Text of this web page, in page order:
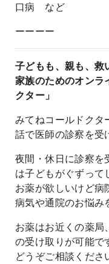
口病 など
ーーーー
子どもも、親も、救
家族のためのオンラ
クター」
みてねコールドク
話で医師の診察を受
夜間・休日に診察を
は子どもがぐずって
お薬が欲しいけど病
病気や通院のお悩み
お薬はお近くの薬局
の受け取りが可能で
どうぞご相談くださ